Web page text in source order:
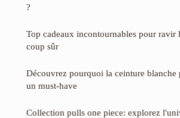
?
Top cadeaux incontournables pour ravir
coup sûr
Découvrez pourquoi la ceinture blanche
un must-have
Collection pulls one piece: explorez